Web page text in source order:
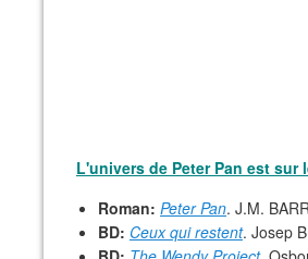
L'univers de Peter Pan est sur
Roman: Peter Pan. J.M.
BD: Ceux qui restent. Josep